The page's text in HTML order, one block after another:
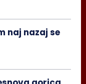
naj nazaj se